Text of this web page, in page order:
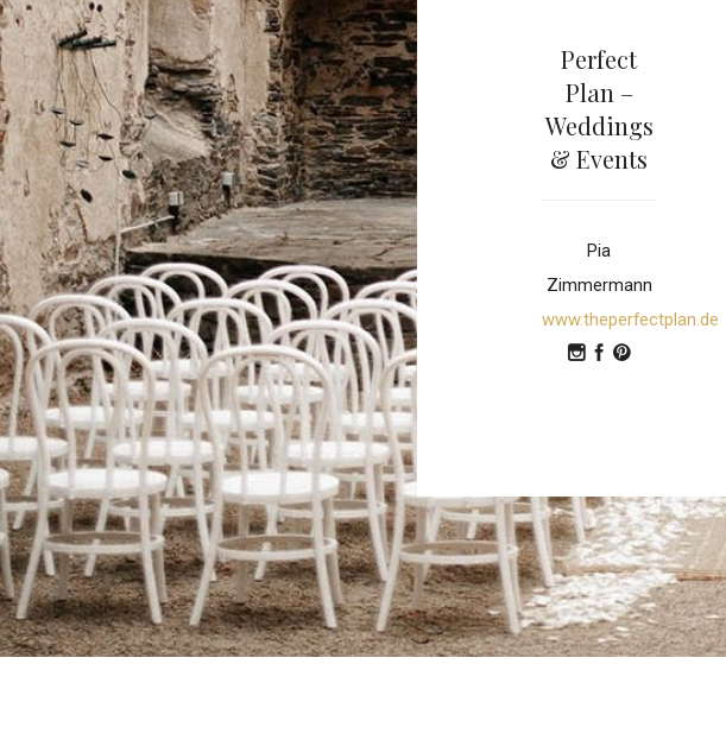
Perfect
Plan –
Weddings
& Events
Pia
Zimmermann
www.theperfectplan.de